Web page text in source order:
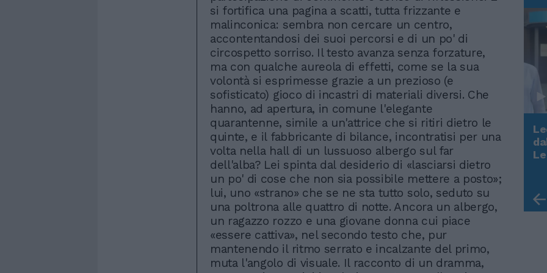
si fortifica una pagina a scatti, tutta frizzante e
malinconica: sembra non cercare un centro,
accontentandosi dei suoi percorsi e di un po' di
circospetto sorriso. Il testo avanza senza forzature,
ma con qualche aureola di effetti, come se la sua
volontà si esprimesse grazie a un prezioso (e
sofisticato) gioco di incastri di materiali diversi. Che
hanno, ad apertura, in comune l'elegante
quarantenne, simile a un'attrice che si ritiri dietro le
quinte, e il fabbricante di bilance, incontratisi per una
volta nella hall di un lussuoso albergo sul far
dell'alba? Lei spinta dal desiderio di «lasciarsi dietro
un po' di cose che non sia possibile mettere a posto»;
lui, uno «strano» che se ne sta tutto solo, seduto su
una poltrona alle quattro di notte. Ancora un albergo,
un ragazzo rozzo e una giovane donna cui piace
«essere cattiva», nel secondo testo che, pur
mantenendo il ritmo serrato e incalzante del primo,
muta l'angolo di visuale. Il racconto di un dramma,
Rudy Giuliani a Come States?
Trump, Meloni e la strategia
americana